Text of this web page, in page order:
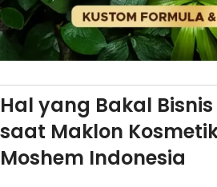
Hal yang Bakal
saat Maklon
Moshem Indonesia